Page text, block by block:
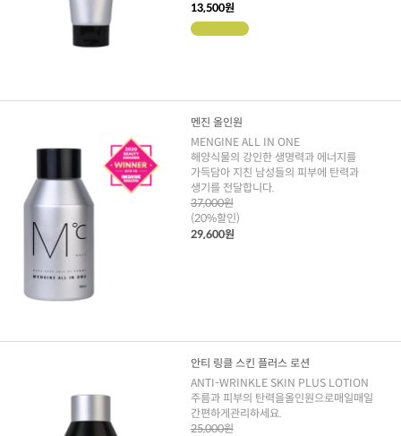
13,500원
멘진 올인원
MENGINE ALL IN ONE
해양식물의 강인한 생명력과 에너지를
가득담아 지친 남성들의 피부에 탄력과
생기를 전달합니다.
37,000원
(20%할인)
29,600원
안티 링클 스킨 플러스 로션
ANTI-WRINKLE SKIN PLUS LOTION
주름과 피부의 탄력을올인원으로매일매일
간편하게관리하세요.
25,000원